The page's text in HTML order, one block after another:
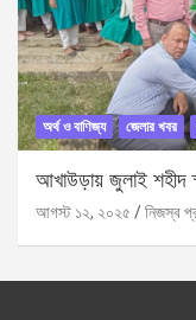
অর্থ ও বাণিজ্য জেলার খবর
আখাউড়ায় জুলাই শহীদ
আগস্ট ১২, ২০২৫ নিজস্ব